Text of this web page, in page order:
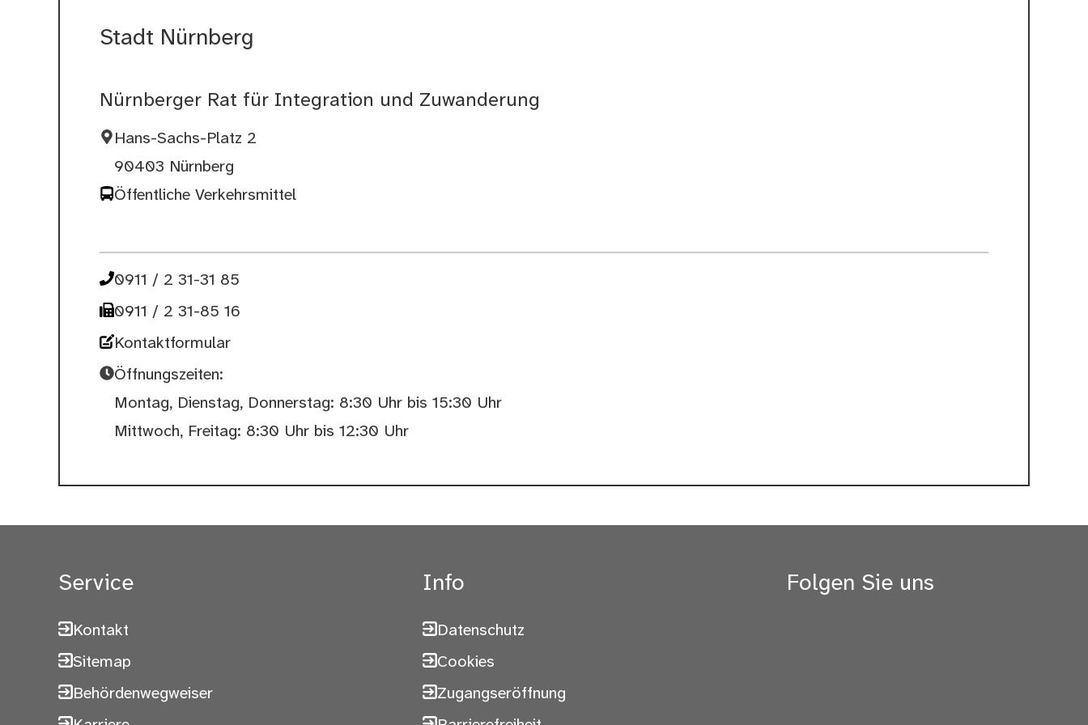
Stadt Nürnberg
Nürnberger Rat für Integration und Zuwanderung
Hans-Sachs-Platz 2
90403 Nürnberg
Öffentliche Verkehrsmittel
0911 / 2 31-31 85
0911 / 2 31-85 16
Kontaktformular
Öffnungszeiten:
Montag, Dienstag, Donnerstag: 8:30 Uhr bis 15:30 Uhr
Mittwoch, Freitag: 8:30 Uhr bis 12:30 Uhr
Service
Kontakt
Sitemap
Behördenwegweiser
Info
Datenschutz
Cookies
Zugangseröffnung
Folgen Sie uns